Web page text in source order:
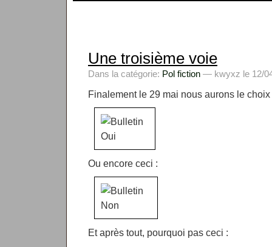
Une troisième voie
Dans la catégorie: Pol fiction — kwyxz le 12/
Finalement le 29 mai nous aurons le
Ou encore ceci :
Et après tout, pourquoi pas ceci :